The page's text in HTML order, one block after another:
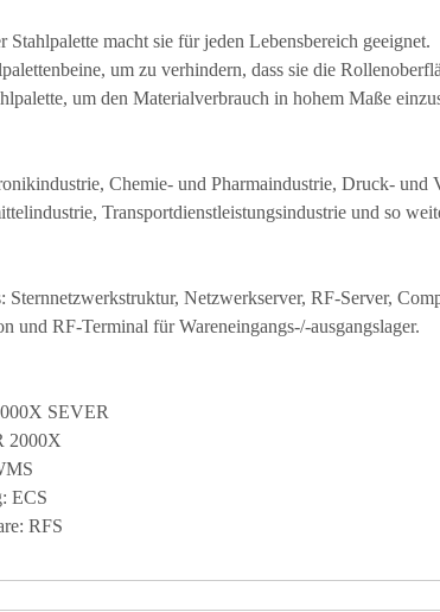
macht sie für jeden Lebensbereich geeignet.
um zu verhindern, dass sie die
um den Materialverbrauch in hohem Maße
Chemie- und Pharmaindustrie, Druck- und
Transportdienstleistungsindustrie und so
Sternnetzwerkstruktur, Netzwerkserver, RF-Server,
und RF-Terminal für Wareneingangs-/-ausgangslager.
SEVER
2000X
ECS
RFS